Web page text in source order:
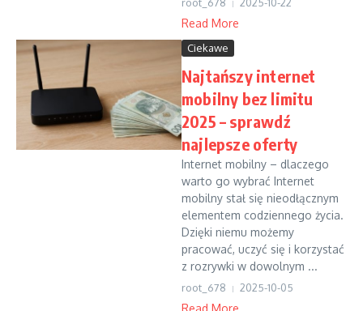
Read More
Ciekawe
Najtańszy internet
mobilny bez limitu
2025 – sprawdź
najlepsze oferty
Internet mobilny – dlaczego
warto go wybrać Internet
mobilny stał się nieodłącznym
elementem codziennego życia.
Dzięki niemu możemy
pracować, uczyć się i korzystać
z rozrywki w dowolnym ...
root_678 2025-10-05
Read More